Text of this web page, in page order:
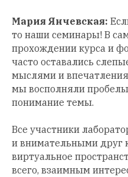
Мария Янчевская:
то наши семинары! В
прохождении курса и
часто оставались
мыслями и
мы восполняли
понимание темы.
Все участники
и внимательными друг
виртуальное
всего, взаимным